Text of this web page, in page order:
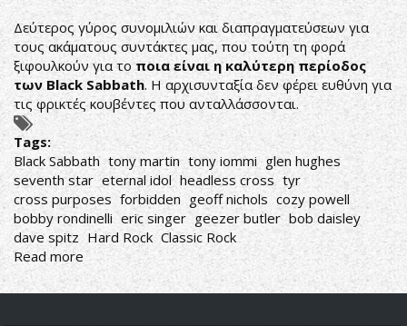
Δεύτερος γύρος συνομιλιών και διαπραγματεύσεων για
τους ακάματους συντάκτες μας, που τούτη τη φορά
ξιφουλκούν για τοποια είναι η καλύτερη περίοδος
των Black Sabbath. Η αρχισυνταξία δεν φέρει ευθύνη για
τις φρικτές κουβέντες που ανταλλάσσονται.
Tags:
Black Sabbath tony martin tony iommi glen hughes
seventh star eternal idol headless cross tyr
cross purposes forbidden geoff nichols cozy powell
bobby rondinelli eric singer geezer butler bob daisley
dave spitz Hard Rock Classic Rock
Read more about
THE
DUELLISTS